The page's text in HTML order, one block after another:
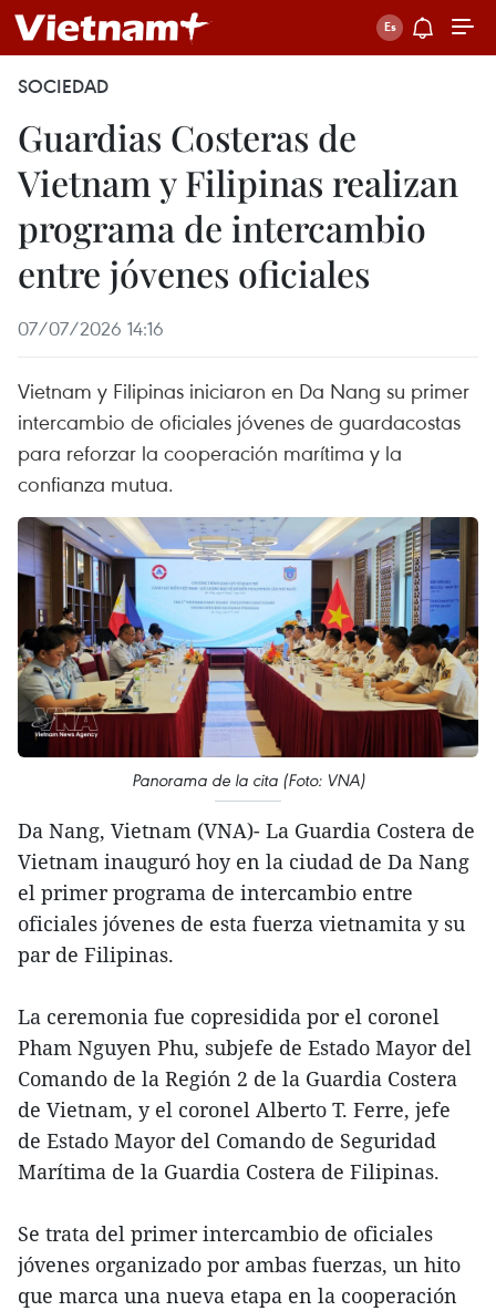
SOCIEDAD
Guardias Costeras de
Vietnam y Filipinas realizan
programa de intercambio
entre jóvenes oficiales
07/07/2026 14:16
Vietnam y Filipinas iniciaron en Da Nang su primer
intercambio de oficiales jóvenes de guardacostas
para reforzar la cooperación marítima y la
confianza mutua.
Panorama de la cita (Foto: VNA)
Da Nang, Vietnam (VNA)- La Guardia Costera de
Vietnam inauguró hoy en la ciudad de Da Nang
el primer programa de intercambio entre
oficiales jóvenes de esta fuerza vietnamita y su
par de Filipinas.
La ceremonia fue copresidida por el coronel
Pham Nguyen Phu, subjefe de Estado Mayor del
Comando de la Región 2 de la Guardia Costera
de Vietnam, y el coronel Alberto T. Ferre, jefe
de Estado Mayor del Comando de Seguridad
Marítima de la Guardia Costera de Filipinas.
Se trata del primer intercambio de oficiales
jóvenes organizado por ambas fuerzas, un hito
que marca una nueva etapa en la cooperación